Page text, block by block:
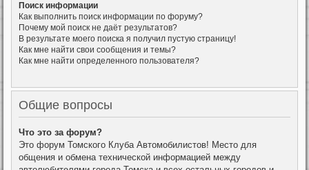
Поиск информации
Как выполнить поиск информации по форуму?
Почему мой поиск не даёт результатов?
В результате моего поиска я получил пустую страницу!
Как мне найти свои сообщения и темы?
Как мне найти определенного пользователя?
Общие вопросы
Что это за форум?
Это форум Томского Клуба Автомобилистов! Место для
общения и обмена технической информацией между